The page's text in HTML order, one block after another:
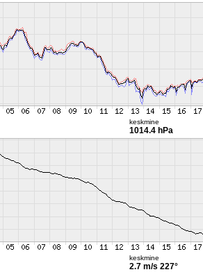
keskmine
1014.4 hPa
keskmine
2.7 m/s 227°